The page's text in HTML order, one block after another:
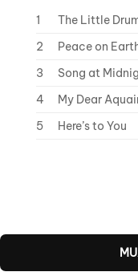
1
The Little
2
Peace on
3
Song at
4
My Dear
5
Here’s to You